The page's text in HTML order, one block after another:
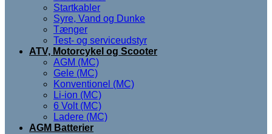
Startkabler
Syre, Vand og Dunke
Tænger
Test- og serviceudstyr
ATV, Motorcykel og Scooter
AGM (MC)
Gele (MC)
Konventionel (MC)
Li-ion (MC)
6 Volt (MC)
Ladere (MC)
AGM Batterier